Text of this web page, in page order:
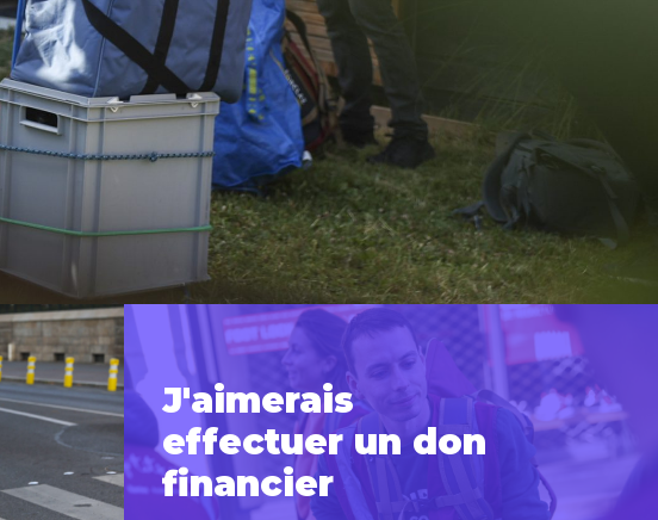
J'aimerais
effectuer un don
financier